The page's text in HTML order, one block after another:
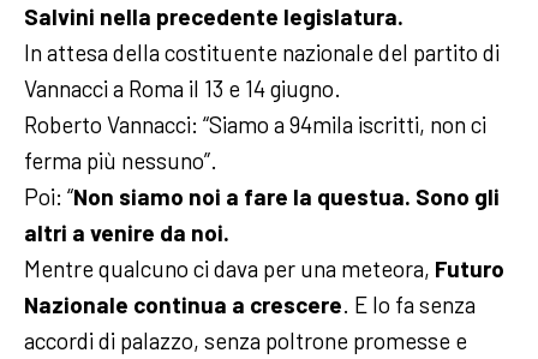
Salvini nella precedente legislatura.
In attesa della costituente nazionale del partito di
Vannacci a Roma il 13 e 14 giugno.
Roberto Vannacci: “Siamo a 94mila iscritti, non ci
ferma più nessuno”.
Poi: “Non siamo noi a fare la questua. Sono gli
altri a venire da noi.
Mentre qualcuno ci dava per una meteora, Futuro
Nazionale continua a crescere. E lo fa senza
accordi di palazzo, senza poltrone promesse e